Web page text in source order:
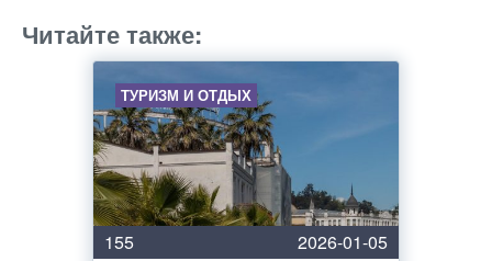
Читайте также:
ТУРИЗМ И ОТДЫХ
155 2026-01-05